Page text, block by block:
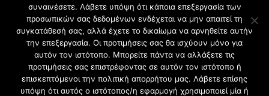
Ηλεκτρολογικές εργασίες στην Αττική
συναινέσετε. Λάβετε υπόψη ότι κάποια επεξεργασία των
προσωπικών σας δεδομένων ενδέχεται να μην απαιτεί τη
συγκατάθεσή σας, αλλά έχετε το δικαίωμα να αρνηθείτε αυτήν
την επεξεργασία. Οι προτιμήσεις σας θα ισχύουν μόνο για
αυτόν τον ιστότοπο. Μπορείτε πάντα να αλλάξετε τις
προτιμήσεις σας επιστρέφοντας σε αυτόν τον ιστότοπο ή
επισκεπτόμενοι την πολιτική απορρήτου μας. Λάβετε επίσης
υπόψη ότι αυτός ο ιστότοπος/η εφαρμογή χρησιμοποιεί μία ή